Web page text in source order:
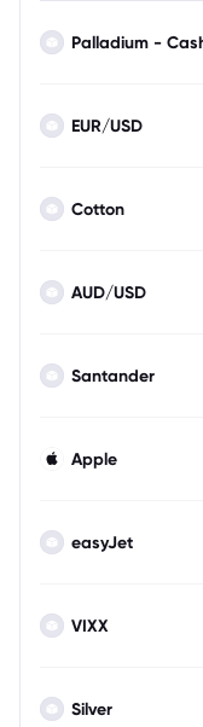
Palladium -
EUR/USD
Cotton
AUD/USD
Santander
Apple
easyJet
VIXX
Silver